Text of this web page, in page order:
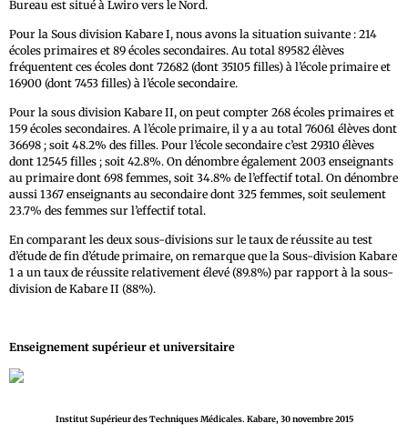
Bureau est situé à Lwiro vers le Nord.
Pour la Sous division Kabare I, nous avons la situation suivante : 214
écoles primaires et 89 écoles secondaires. Au total 89582 élèves
fréquentent ces écoles dont 72682 (dont 35105 filles) à l’école primaire et
16900 (dont 7453 filles) à l’école secondaire.
Pour la sous division Kabare II, on peut compter 268 écoles primaires et
159 écoles secondaires. A l’école primaire, il y a au total 76061 élèves dont
36698 ; soit 48.2% des filles. Pour l’école secondaire c’est 29310 élèves
dont 12545 filles ; soit 42.8%. On dénombre également 2003 enseignants
au primaire dont 698 femmes, soit 34.8% de l’effectif total. On dénombre
aussi 1367 enseignants au secondaire dont 325 femmes, soit seulement
23.7% des femmes sur l’effectif total.
En comparant les deux sous-divisions sur le taux de réussite au test
d’étude de fin d’étude primaire, on remarque que la Sous-division Kabare
1 a un taux de réussite relativement élevé (89.8%) par rapport à la sous-
division de Kabare II (88%).
Enseignement supérieur et universitaire
Institut Supérieur des Techniques Médicales. Kabare, 30 novembre 2015